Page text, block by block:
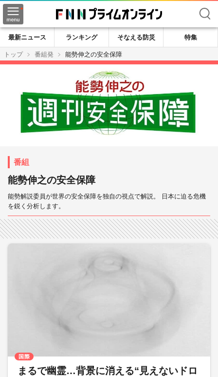
検索
最新ニュース ランキング そなえる防災
特集
トップ
番組発 能勢伸之の安全保障
能勢伸之の安全保障
能勢解説委員が世界の安全保障を独自の視点で解説。 日本に迫る危機
を鋭く分析します。
まるで幽霊…背景に消える“見えないドロ
国際